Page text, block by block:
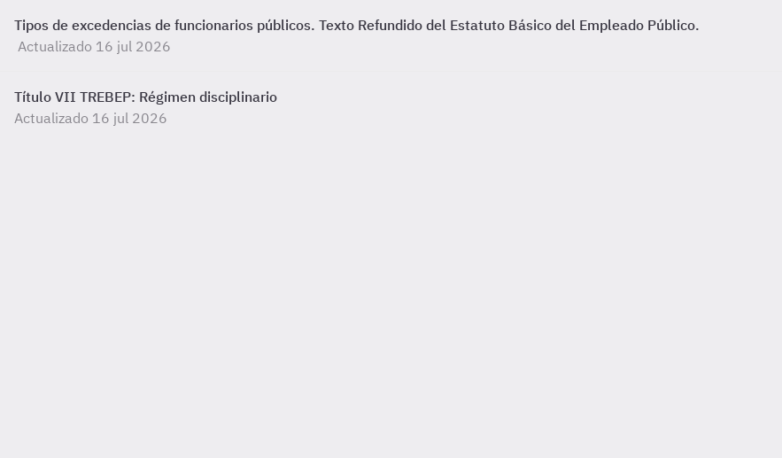
Tipos de excedencias de funcionarios públicos. Texto Refundido del Estatuto Básico del Empleado Público.
Actualizado 16 jul 2026
Título VII TREBEP: Régimen disciplinario
Actualizado 16 jul 2026